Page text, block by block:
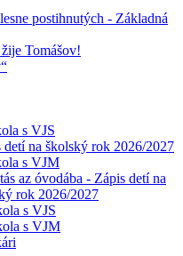
postihnutých - Základná
Tomášov!
s VJS
detí na školský rok 2026/2027
s VJM
az óvodába - Zápis detí na
rok 2026/2027
s VJS
s VJM